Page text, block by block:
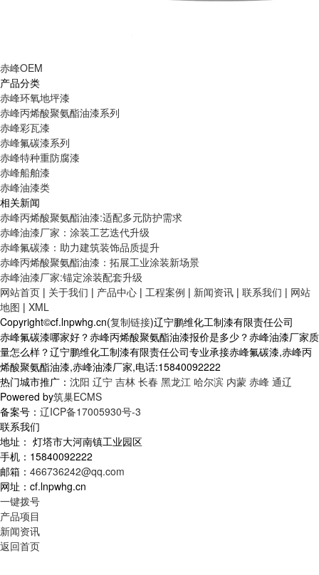
赤峰OEM
产品分类
赤峰环氧地坪漆
赤峰丙烯酸聚氨酯油漆系列
赤峰彩瓦漆
赤峰氟碳漆系列
赤峰特种重防腐漆
赤峰船舶漆
赤峰油漆类
相关新闻
赤峰丙烯酸聚氨酯油漆:适配多元防护需求
赤峰油漆厂家：涂装工艺迭代升级
赤峰氟碳漆：助力建筑装饰品质提升
赤峰丙烯酸聚氨酯油漆：拓展工业涂装新场景
赤峰油漆厂家:锚定涂装配套升级
网站首页 | 关于我们 | 产品中心 | 工程案例 | 新闻资讯 | 联系我们 | 网站
地图 | XML
Copyright©cf.lnpwhg.cn(复制链接)辽宁鹏维化工制漆有限责任公司
赤峰氟碳漆哪家好？赤峰丙烯酸聚氨酯油漆报价是多少？赤峰油漆厂家质
量怎么样？辽宁鹏维化工制漆有限责任公司专业承接赤峰氟碳漆,赤峰丙
烯酸聚氨酯油漆,赤峰油漆厂家,电话:15840092222
热门城市推广： 沈阳 辽宁 吉林 长春 黑龙江 哈尔滨 内蒙 赤峰 通辽
Powered by筑巢ECMS
备案号： 辽ICP备17005930号-3
联系我们
地址： 灯塔市大河南镇工业园区
手机：15840092222
邮箱： 466736242@qq.com
网址：cf.lnpwhg.cn
一键拨号
产品项目
新闻资讯
返回首页